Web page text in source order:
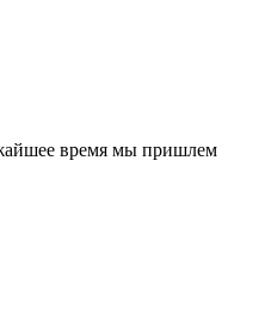
время мы пришлем